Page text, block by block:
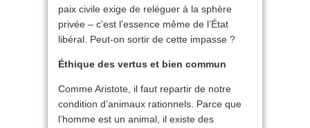
paix civile exige de reléguer à la sphère
privée – c’est l’essence même de l’État
libéral. Peut-on sortir de cette impasse ?
Éthique des vertus et bien commun
Comme Aristote, il faut repartir de notre
condition d’animaux rationnels. Parce que
l’homme est un animal, il existe des